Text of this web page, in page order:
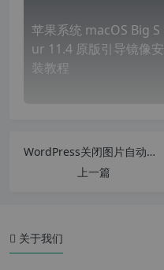
苹果系统 macOS Big S
ur 11.4 原版引导镜像安
装教程
WordPress关闭图片自动生成缩略图插件Stop Generating Unnecessary Thumbnails v3.41汉化中文版
上一篇
关于我们